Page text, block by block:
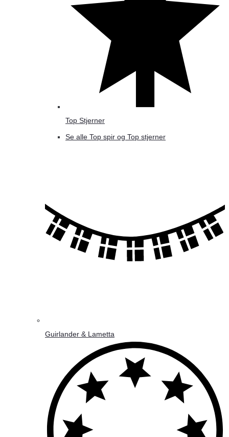
Top Stjerner
Se alle Top spir og Top stjerner
Guirlander & Lametta